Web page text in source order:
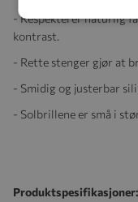
- Respekterer naturlig
kontrast.
- Rette stenger gjør at
- Smidig og justerbar
- Solbrillene er små i
Produktspesifikasjoner: